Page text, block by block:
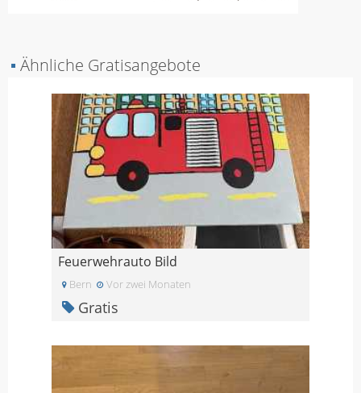
▪ Ähnliche Gratisangebote
Feuerwehrauto Bild
Bern Vor zwei Monaten
Gratis